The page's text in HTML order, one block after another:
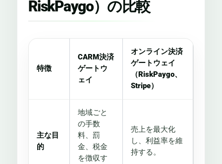
RiskPaygo）の比較
特徴
CARM決済
ゲートウ
ェイ
オンライン決済
ゲートウェイ
（RiskPaygo、
Stripe）
主な目
的
地域ごと
の手数
料、罰
金、税金
を徴収す
売上を最大化
し、利益率を維
持する。